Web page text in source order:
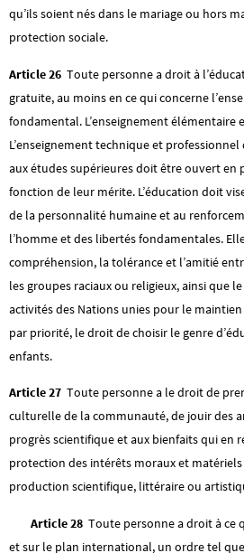
qu’ils soient nés dans le mariage ou hors
protection sociale.
Article 26 Toute personne a droit à
gratuite, au moins en ce qui concerne
fondamental. L’enseignement élémentaire
L’enseignement technique et professionnel
aux études supérieures doit être ouvert en
fonction de leur mérite. L’éducation doit
de la personnalité humaine et au
l’homme et des libertés fondamentales.
compréhension, la tolérance et l’amitié
les groupes raciaux ou religieux, ainsi que
activités des Nations unies pour le
par priorité, le droit de choisir le genre
enfants.
Article 27 Toute personne a le droit de
culturelle de la communauté, de jouir des
progrès scientifique et aux bienfaits qui en
protection des intérêts moraux et
production scientifique, littéraire ou
Article 28 Toute personne a droit à ce
et sur le plan international, un ordre tel